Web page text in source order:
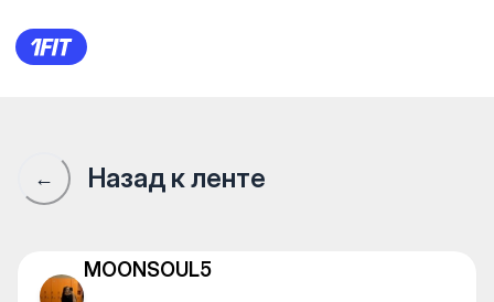
Сообщество 1Fit · 1Fit
← Назад к ленте
MOONSOUL5